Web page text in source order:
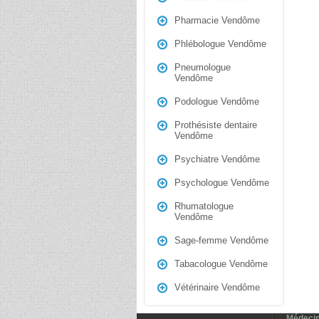
Pharmacie Vendôme
Phlébologue Vendôme
Pneumologue
Vendôme
Podologue Vendôme
Prothésiste dentaire
Vendôme
Psychiatre Vendôme
Psychologue Vendôme
Rhumatologue
Vendôme
Sage-femme Vendôme
Tabacologue Vendôme
Vétérinaire Vendôme